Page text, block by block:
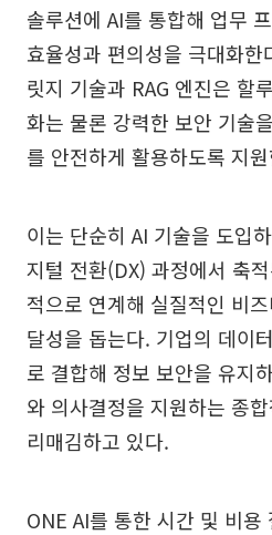
솔루션에 AI를 통합해 업무
효율성과 편의성을 극대화
릿지 기술과 RAG 엔진은 할
화는 물론 강력한 보안 기술
를 안전하게 활용하도록 지
이는 단순히 AI 기술을 도입
지털 전환(DX) 과정에서 축
적으로 연계해 실질적인 비
달성을 돕는다. 기업의 데이
로 결합해 정보 보안을 유지
와 의사결정을 지원하는 종
리매김하고 있다.
ONE AI를 통한 시간 및 비